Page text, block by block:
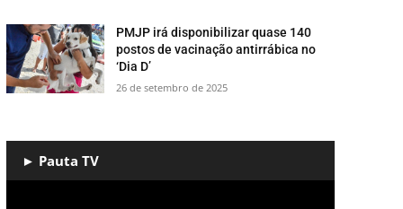
PMJP irá disponibilizar quase 140
postos de vacinação antirrábica no
‘Dia D’
26 de setembro de 2025
► Pauta TV